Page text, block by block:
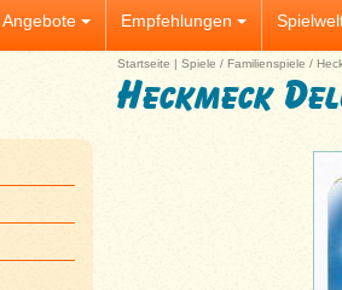
Angebote Empfehlungen
Startseite | Spiele / Familienspiele /
Heckmeck